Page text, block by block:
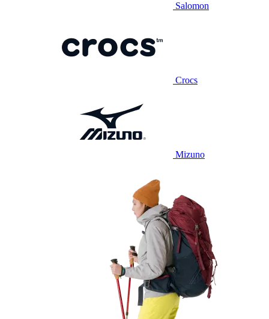
Salomon
Crocs
Mizuno